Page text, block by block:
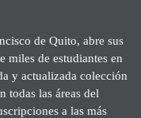
de Quito, abre sus
miles de estudiantes en
y actualizada colección
todas las áreas del
a las más